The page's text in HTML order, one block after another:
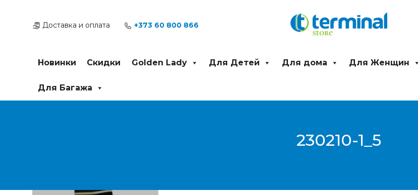
содержимомуДоставка и оплата +373 60 800 866
Новинки Скидки Golden Lady Для Детей Для дома Для Женщин
Для Багажа
230210-1_5